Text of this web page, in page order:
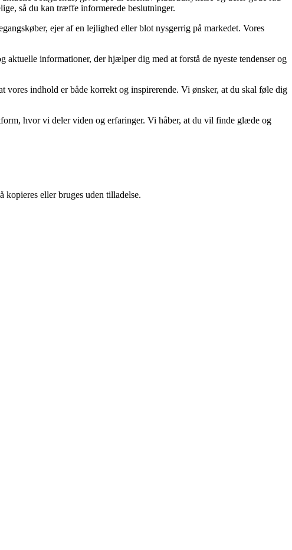
så du kan træffe informerede beslutninger.
ejer af en lejlighed eller blot nysgerrig på markedet. Vores
informationer, der hjælper dig med at forstå de nyeste tendenser og
indhold er både korrekt og inspirerende. Vi ønsker, at du skal føle dig
hvor vi deler viden og erfaringer. Vi håber, at du vil finde glæde og
eller bruges uden tilladelse.